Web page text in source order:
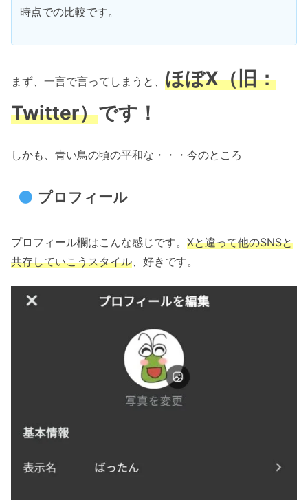
時点での比較です。
まず、一言で言ってしまうと、 ほぼX（旧：
Twitter）です！
しかも、青い鳥の頃の平和な・・・今のところ
プロフィール
プロフィール欄はこんな感じです。 Xと違って他のSNSと
共存していこうスタイル 、好きです。